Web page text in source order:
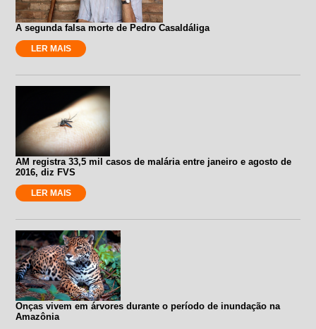
A segunda falsa morte de Pedro Casaldáliga
LER MAIS
AM registra 33,5 mil casos de malária entre janeiro e agosto de
2016, diz FVS
LER MAIS
Onças vivem em árvores durante o período de inundação na
Amazônia